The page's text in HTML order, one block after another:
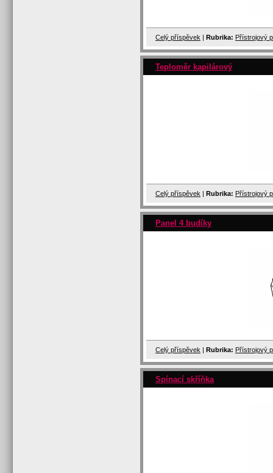
Celý příspěvek | Rubrika: Přístrojový
Teploměr kapilárový
Celý příspěvek | Rubrika: Přístrojový
Panel 4 budíky
Celý příspěvek | Rubrika: Přístrojový
Spínací skříňka